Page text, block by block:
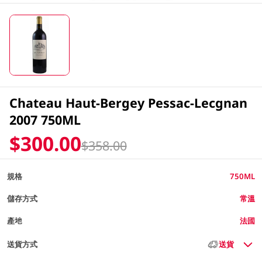
Chateau Haut-Bergey Pessac-Lecgnan
2007 750ML
$300.00$358.00
規格 750ML
儲存方式 常溫
產地 法國
送貨方式 送貨